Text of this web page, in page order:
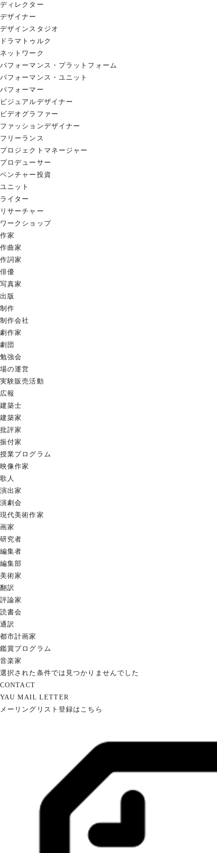
ディレクター
デザイナー
デザインスタジオ
ドラマトゥルク
ネットワーク
パフォーマンス・プラットフォーム
パフォーマンス・ユニット
パフォーマー
ビジュアルデザイナー
ビデオグラファー
ファッションデザイナー
フリーランス
プロジェクトマネージャー
プロデューサー
ベンチャー投資
ユニット
ライター
リサーチャー
ワークショップ
作家
作曲家
作詞家
俳優
写真家
出版
制作
制作会社
劇作家
劇団
勉強会
場の運営
実験販売活動
広報
建築士
建築家
批評家
振付家
授業プログラム
映像作家
歌人
演出家
演劇会
現代美術作家
画家
研究者
編集者
編集部
美術家
翻訳
評論家
読書会
通訳
都市計画家
鑑賞プログラム
音楽家
選択された条件では見つかりませんでした
CONTACT
YAU MAIL LETTER
メーリングリスト登録はこちら